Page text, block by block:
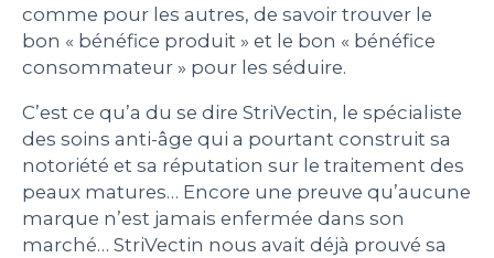
comme pour les autres, de savoir trouver le
bon « bénéfice produit » et le bon « bénéfice
consommateur » pour les séduire.
C’est ce qu’a du se dire StriVectin, le spécialiste
des soins anti-âge qui a pourtant construit sa
notoriété et sa réputation sur le traitement des
peaux matures… Encore une preuve qu’aucune
marque n’est jamais enfermée dans son
marché… StriVectin nous avait déjà prouvé sa